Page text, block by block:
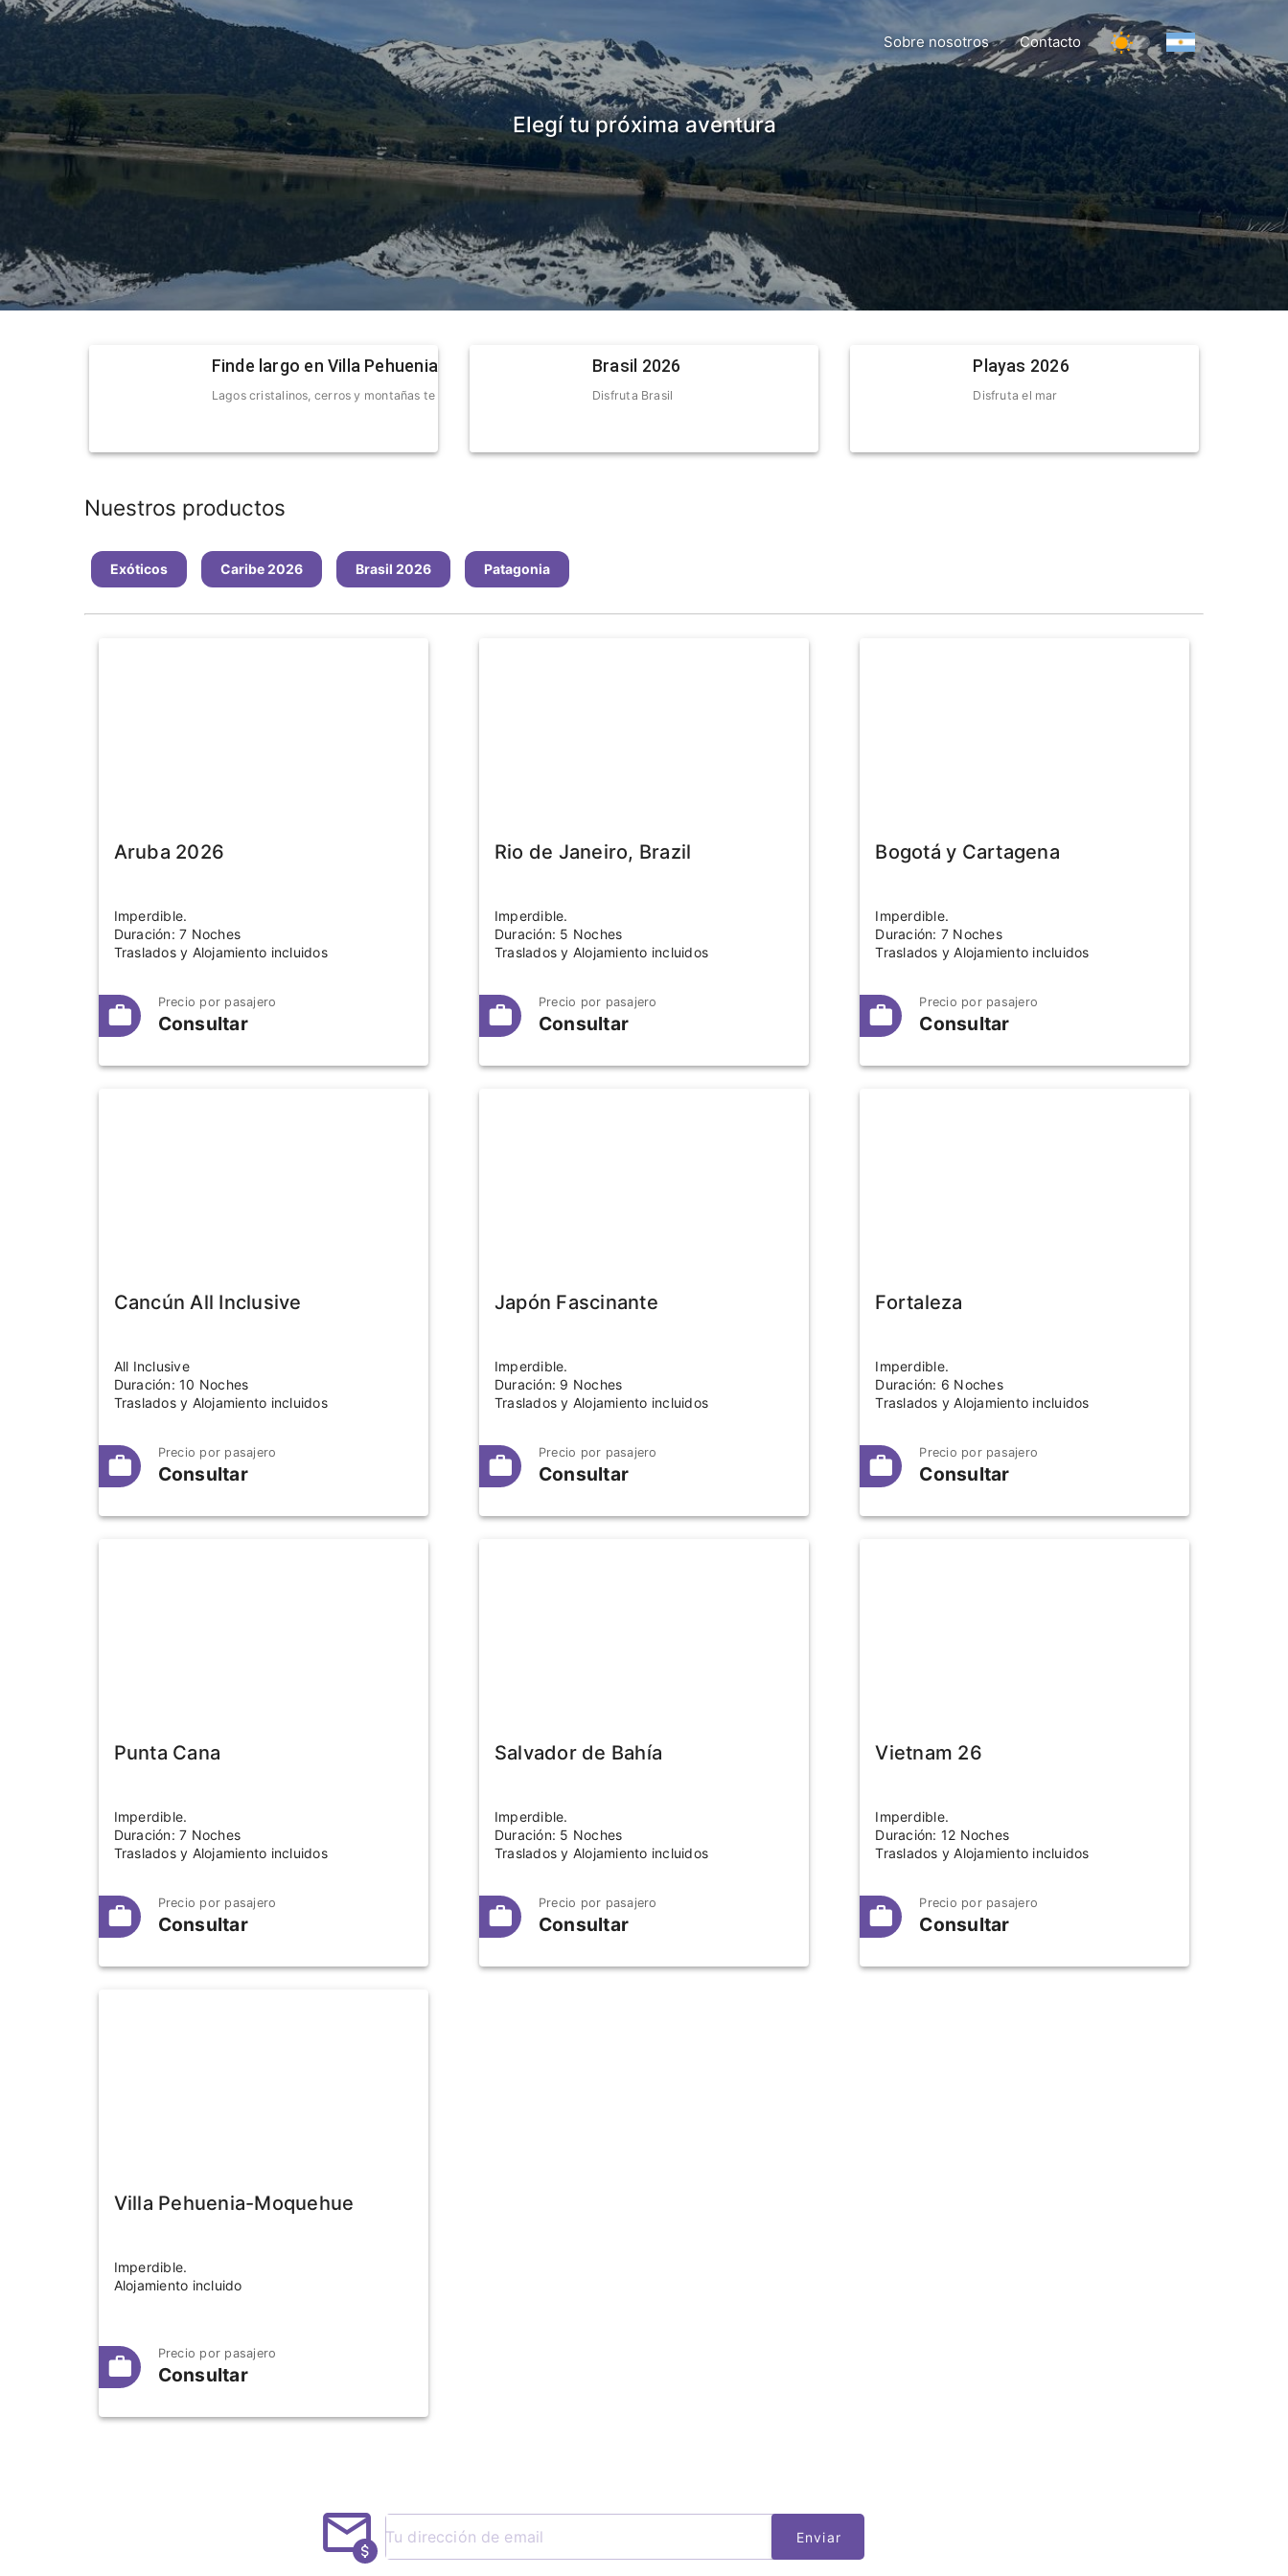
Sobre nosotros Contacto
Elegí tu próxima aventura
Finde largo en Villa Pehuenia-Moquehue
Lagos cristalinos, cerros y montañas te esperan
Brasil 2026
Disfruta Brasil
Playas 2026
Disfruta el mar
Nuestros productos
Exóticos Caribe 2026 Brasil 2026 Patagonia
Aruba 2026
Imperdible.
Duración: 7 Noches
Traslados y Alojamiento incluidos
Precio por pasajero
Consultar
Rio de Janeiro, Brazil
Imperdible.
Duración: 5 Noches
Traslados y Alojamiento incluidos
Precio por pasajero
Consultar
Bogotá y Cartagena
Imperdible.
Duración: 7 Noches
Traslados y Alojamiento incluidos
Precio por pasajero
Consultar
Cancún All Inclusive
All Inclusive
Duración: 10 Noches
Traslados y Alojamiento incluidos
Precio por pasajero
Consultar
Japón Fascinante
Imperdible.
Duración: 9 Noches
Traslados y Alojamiento incluidos
Precio por pasajero
Consultar
Fortaleza
Imperdible.
Duración: 6 Noches
Traslados y Alojamiento incluidos
Precio por pasajero
Consultar
Punta Cana
Imperdible.
Duración: 7 Noches
Traslados y Alojamiento incluidos
Precio por pasajero
Consultar
Salvador de Bahía
Imperdible.
Duración: 5 Noches
Traslados y Alojamiento incluidos
Precio por pasajero
Consultar
Vietnam 26
Imperdible.
Duración: 12 Noches
Traslados y Alojamiento incluidos
Precio por pasajero
Consultar
Villa Pehuenia-Moquehue
Imperdible.
Alojamiento incluido
Precio por pasajero
Consultar
Enviar